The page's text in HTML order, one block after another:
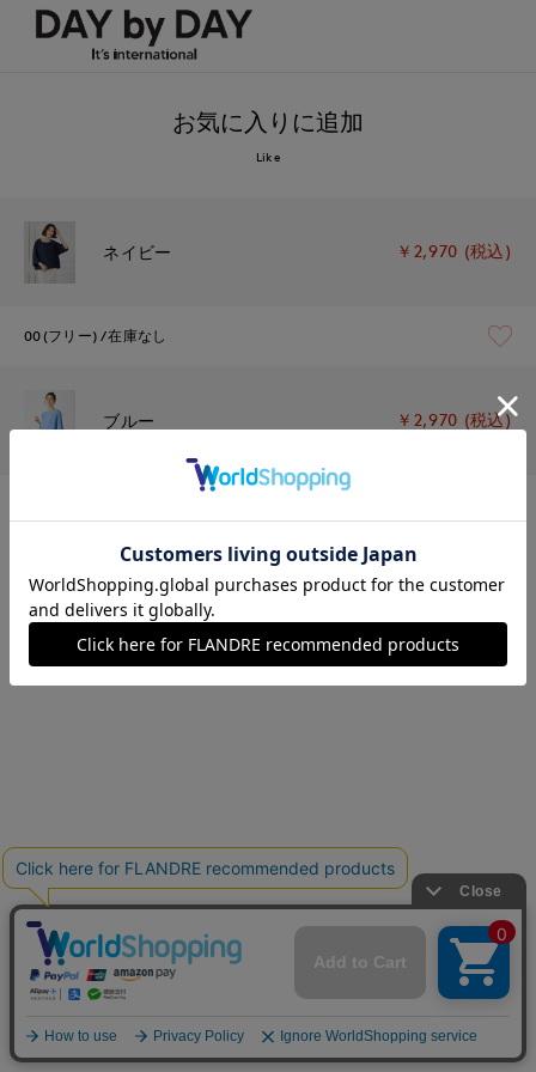
お気に入りに追加
Like
ネイビー ￥2,970 (税込)
00(フリー) 在庫なし
ブルー ￥2,970 (税込)